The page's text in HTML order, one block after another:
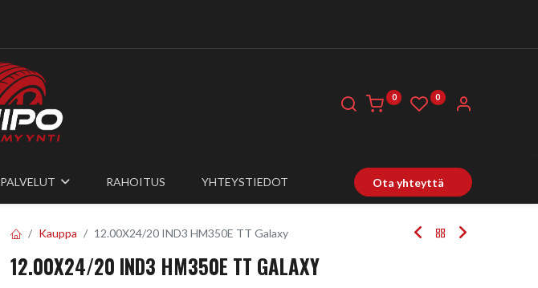
0 0
PALVELUT RAHOITUS YHTEYSTIEDOT Ota yhteyttä
Kauppa 12.00X24/20 IND3 HM350E TT Galaxy
12.00X24/20 IND3 HM350E TT GALAXY